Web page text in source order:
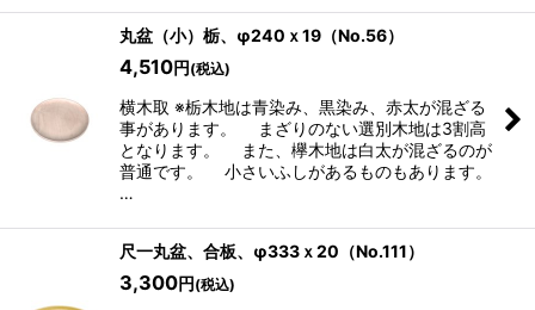
丸盆（小）栃、φ240ｘ19（No.56）
4,510円(税込)
横木取 ※栃木地は青染み、黒染み、赤太が混ざる
事があります。 まざりのない選別木地は3割高
となります。 また、欅木地は白太が混ざるのが
普通です。 小さいふしがあるものもあります。
…
尺一丸盆、合板、φ333ｘ20（No.111）
3,300円(税込)